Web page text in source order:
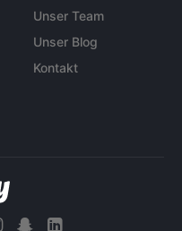
Unser Team
Unser Blog
Kontakt